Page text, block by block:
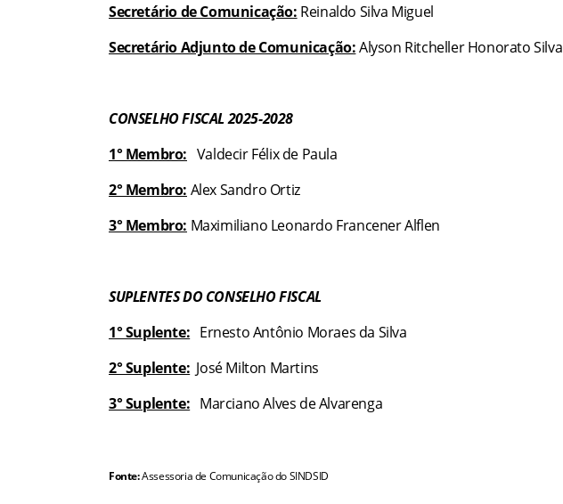
Secretário de Comunicação: Reinaldo Silva Miguel
Secretário Adjunto de Comunicação:Alyson Ritcheller Honorato Silva
CONSELHO FISCAL 2025-2028
1° Membro: Valdecir Félix de Paula
2° Membro: Alex Sandro Ortiz
3° Membro: Maximiliano Leonardo Francener Alflen
SUPLENTES DO CONSELHO FISCAL
1° Suplente: Ernesto Antônio Moraes da Silva
2° Suplente: José Milton Martins
3° Suplente: Marciano Alves de Alvarenga
Fonte:Assessoria de Comunicação do SINDSID